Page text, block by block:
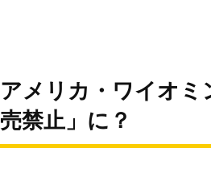
アメリカ・ワイオミ
売禁止」に？